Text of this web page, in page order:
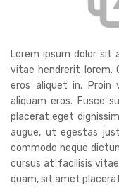
Lorem ipsum dolor sit
vitae hendrerit lorem.
eros aliquet in. Proin
aliquam eros. Fusce
placerat eget
augue, ut egestas
commodo neque
cursus at facilisis
quam, sit amet